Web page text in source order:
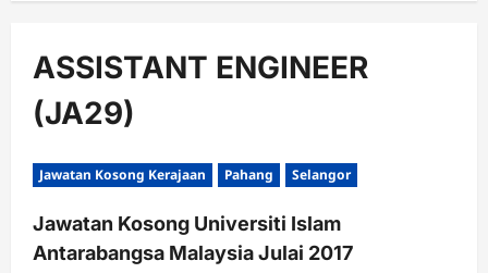
ASSISTANT ENGINEER
(JA29)
Jawatan Kosong Kerajaan Pahang Selangor
Jawatan Kosong Universiti Islam
Antarabangsa Malaysia Julai 2017